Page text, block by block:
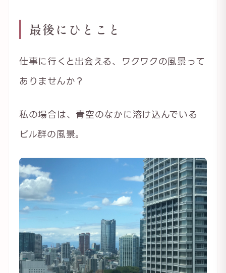
最後にひとこと
仕事に行くと出会える、ワクワクの風景って
ありませんか？
私の場合は、青空のなかに溶け込んでいる
ビル群の風景。